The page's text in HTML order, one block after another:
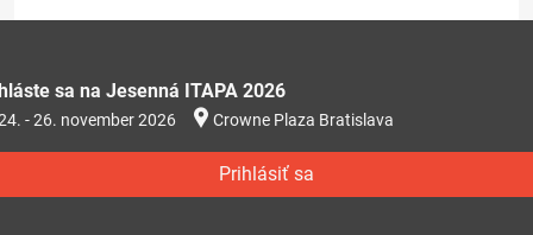
sa na Jesenná ITAPA 2026
- 26. november 2026 Crowne Plaza Bratislava
Prihlásiť sa